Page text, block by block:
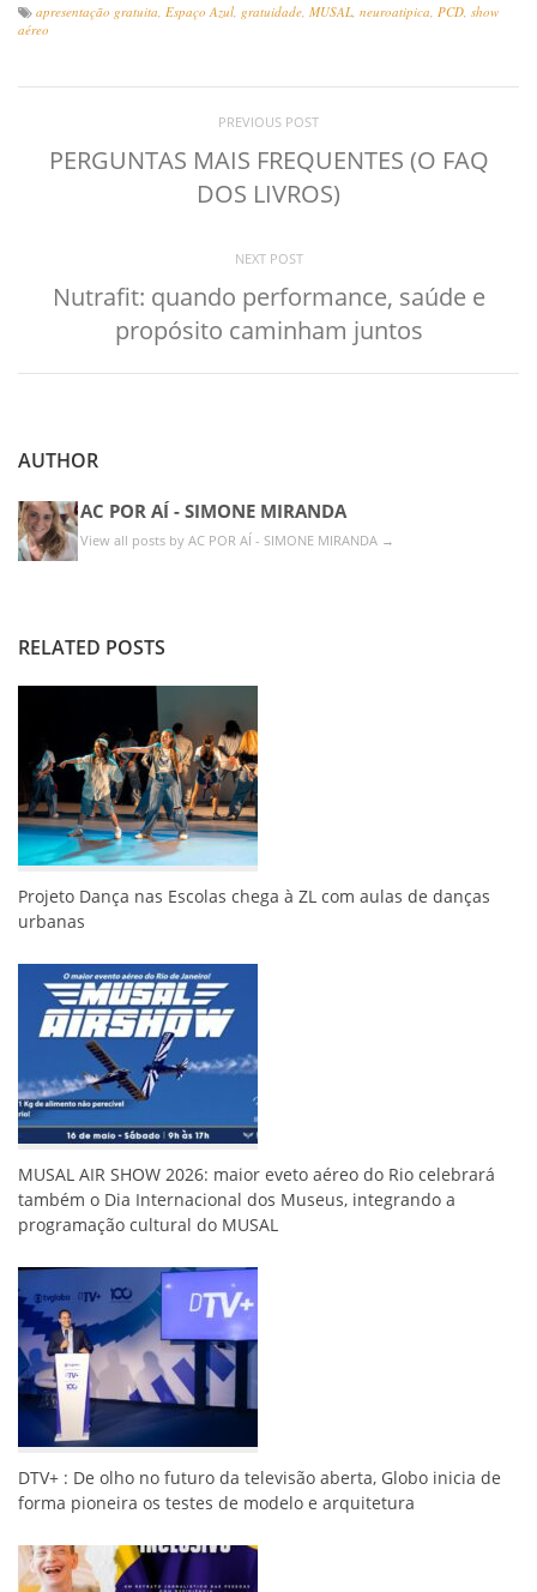
apresentação gratuita Espaço Azul gratuidade MUSAL neuroatipica PCD show
aéreo
PREVIOUS POST
PERGUNTAS MAIS FREQUENTES (O FAQ
DOS LIVROS)
NEXT POST
Nutrafit: quando performance, saúde e
propósito caminham juntos
AUTHOR
AC POR AÍ - SIMONE MIRANDA
View all posts by AC POR AÍ - SIMONE MIRANDA →
RELATED POSTS
Projeto Dança nas Escolas chega à ZL com aulas de danças
urbanas
MUSAL AIR SHOW 2026: maior eveto aéreo do Rio celebrará
também o Dia Internacional dos Museus, integrando a
programação cultural do MUSAL
DTV+ : De olho no futuro da televisão aberta, Globo inicia de
forma pioneira os testes de modelo e arquitetura